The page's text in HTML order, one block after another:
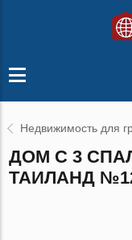
Недвижимость для
ДОМ С 3
ТАИЛАНД